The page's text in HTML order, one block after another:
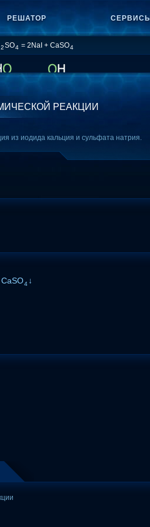
РЕШАТОР СЕРВИСЫ
2SO4 = 2NaI + CaSO4
РЕАКЦИИ
из иодида кальция и сульфата натрия.
4 ↓